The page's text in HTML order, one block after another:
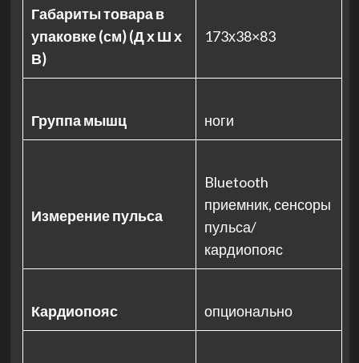
Габариты товара в
упаковке (см) (Д х Ш х
В)
173х38×83
Группа мышц ноги
Измерение пульса
Bluetooth
приемник, сенсоры
пульса/
кардиопояс
Кардиопояс опционально